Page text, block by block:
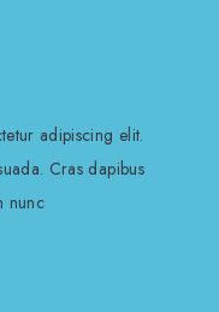
adipiscing elit.
Cras dapibus
nunc